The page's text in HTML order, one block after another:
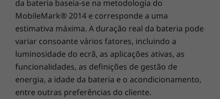
O 2-em-1 ThinkBook 14s Yoga (3.ª geração)
conta com um ecrã Full HD de 35,56 cm (14")
com Dolby Vision®que oferece imagens
nítidas com 100% da gama cromática sRGB.
Além disso, conta com uma certificação de
emissões de luz azul de baixa intensidade, com
vidro Corning®Gorilla®Glass de proteção
SUSTENTABILIDADE
Materiais
25% de plástico reciclado pós-consumo (PCC) na
bateria
90% de plástico reciclado PCC utilizado no
transformador de 65 W
da bateria baseia-se na metodologia do
MobileMark® 2014 e corresponde a uma
estimativa máxima. A duração real da bateria pode
variar consoante vários fatores, incluindo a
luminosidade do ecrã, as aplicações ativas, as
funcionalidades, as definições de gestão de
energia, a idade da bateria e o acondicionamento,
entre outras preferências do cliente.